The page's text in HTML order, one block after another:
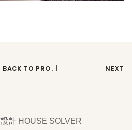
BACK TO PRO. | NEXT
計 HOUSE SOLVER